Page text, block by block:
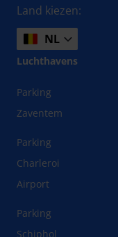
Land kiezen:
NL
Luchthavens
Parking
Zaventem
Parking
Charleroi
Airport
Parking
Schiphol